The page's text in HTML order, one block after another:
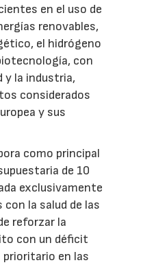
en el uso de
renovables,
el hidrógeno
con
y la industria,
considerados
y sus
como principal
de 10
exclusivamente
la salud de las
reforzar la
con un déficit
en las